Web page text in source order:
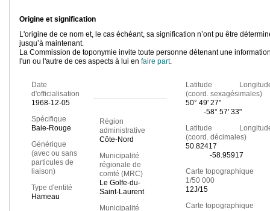
Origine et signification
L'origine de ce nom et, le cas échéant, sa signification n’ont pu être
jusqu’à maintenant.
La Commission de toponymie invite toute personne détenant une
l'un ou l'autre de ces aspects à lui en faire part.
Date
d'officialisation
1968-12-05
Spécifique
Baie-Rouge
Générique
(avec ou sans
particules de
liaison)
Type d'entité
Hameau
Région
administrative
Côte-Nord
Municipalité
régionale de
comté (MRC)
Le Golfe-du-
Saint-Laurent
Municipalité
Latitude
(coord. sexagésimales)
50° 49' 27"
-58° 57' 33"
Latitude
(coord. décimales)
50.82417
-58.95917
Carte topographique
1/50 000
12J/15
Carte topographique